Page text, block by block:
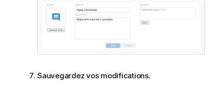
Sauvegardez vos modifications.